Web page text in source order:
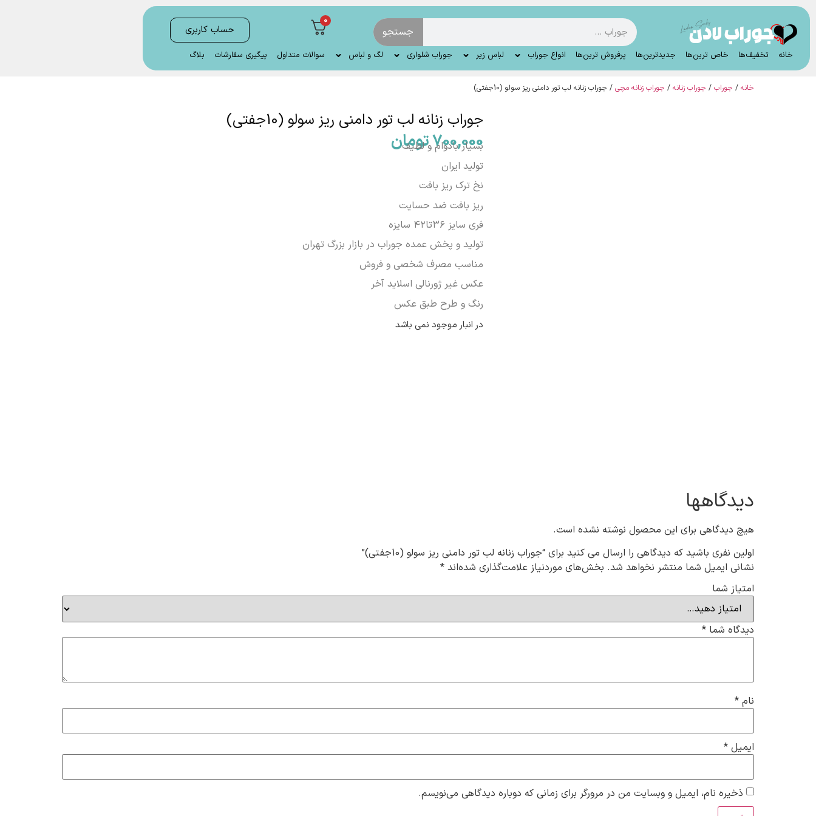
جستجو
0
حساب کاربری
خانه تخفیف‌ها خاص ترین‌ها جدیدترین‌ها پرفروش ترین‌ها انواع جوراب لباس زیر جوراب شلواری لگ و لباس سوالات متداول پیگیری سفارشات بلاگ
خانه / جوراب / جوراب زنانه / جوراب زنانه مچی / جوراب زنانه لب تور دامنی ریز سولو (10جفتی)
جوراب زنانه لب تور دامنی ریز سولو (10جفتی)
700,000تومان
بسیار بادوام و لطیف
تولید ایران
نخ ترک ریز بافت
ریز بافت ضد حسایت
فری سایز ۳۶تا۴۲ سایزه
تولید و پخش عمده جوراب در بازار بزرگ تهران
مناسب مصرف شخصی و فروش
عکس غیر ژورنالی اسلاید آخر
رنگ و طرح طبق عکس
در انبار موجود نمی باشد
دیدگاهها
هیچ دیدگاهی برای این محصول نوشته نشده است.
اولین نفری باشید که دیدگاهی را ارسال می کنید برای “جوراب زنانه لب تور دامنی ریز سولو (10جفتی)”
نشانی ایمیل شما منتشر نخواهد شد. بخش‌های موردنیاز علامت‌گذاری شده‌اند *
امتیاز شما
دیدگاه شما *
نام *
ایمیل *
ذخیره نام، ایمیل و وبسایت من در مرورگر برای زمانی که دوباره دیدگاهی می‌نویسم.